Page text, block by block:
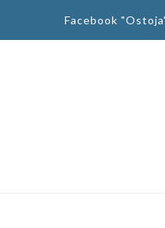
Facebook